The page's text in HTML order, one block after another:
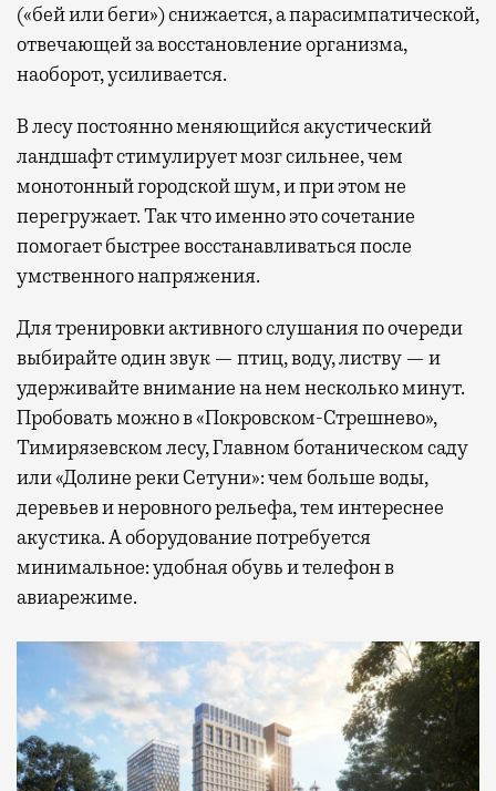
(«бей или беги») снижается, а парасимпатической,
отвечающей за восстановление организма,
наоборот, усиливается.
В лесу постоянно меняющийся акустический
ландшафт стимулирует мозг сильнее, чем
монотонный городской шум, и при этом не
перегружает. Так что именно это сочетание
помогает быстрее восстанавливаться после
умственного напряжения.
Для тренировки активного слушания по очереди
выбирайте один звук — птиц, воду, листву — и
удерживайте внимание на нем несколько минут.
Пробовать можно в «Покровском-Стрешнево»,
Тимирязевском лесу, Главном ботаническом саду
или «Долине реки Сетуни»: чем больше воды,
деревьев и неровного рельефа, тем интереснее
акустика. А оборудование потребуется
минимальное: удобная обувь и телефон в
авиарежиме.